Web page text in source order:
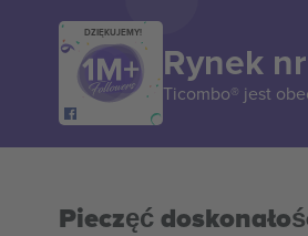
DZIĘKUJEMY!
Rynek
Ticombo® jest
Pieczęć